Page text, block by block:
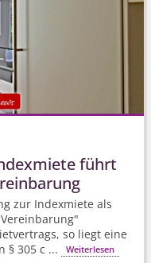
führt
zur Indexmiete als
so liegt eine
§ 305 c ...
Weiterlesen